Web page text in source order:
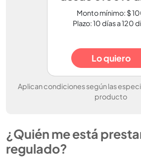
Monto mínimo: $
Plazo: 10 días a 120
Lo quiero
Aplican condiciones según las
producto
¿Quién me está
regulado?